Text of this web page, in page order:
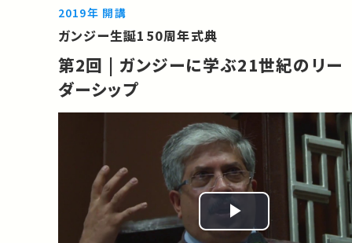
2019年 開講
ガンジー生誕150周年式典
第2回 | ガンジーに学ぶ21世紀のリー
ダーシップ
Play